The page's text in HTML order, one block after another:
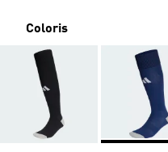
Coloris